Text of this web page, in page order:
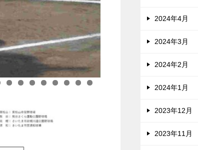
2024年4月
2024年3月
2024年2月
2024年1月
2023年12月
2023年11月